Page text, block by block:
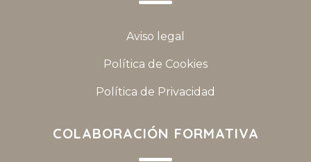
Aviso legal
Política de Cookies
Política de Privacidad
COLABORACIÓN FORMATIVA